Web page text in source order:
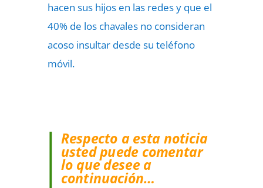
hacen sus hijos en las redes y que el
40% de los chavales no consideran
acoso insultar desde su teléfono
móvil.
Respecto a esta noticia
usted puede comentar
lo que desee a
continuación…